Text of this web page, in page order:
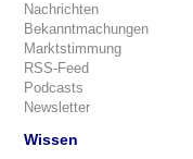
Nachrichten
Bekanntmachungen
Marktstimmung
RSS-Feed
Podcasts
Newsletter
Wissen